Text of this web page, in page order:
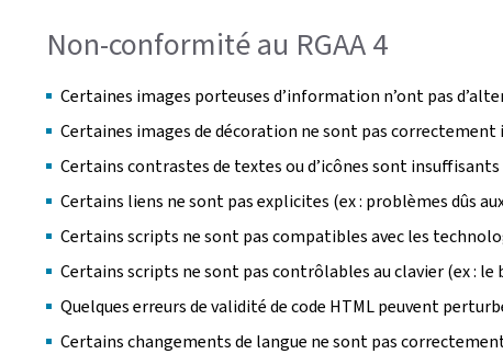
Non-conformité au RGAA 4
Certaines images porteuses d’information n’ont pas
Certaines images de décoration ne sont pas correctement
Certains contrastes de textes ou d’icônes sont insuffisants
Certains liens ne sont pas explicites (ex : problèmes dûs
Certains scripts ne sont pas compatibles avec les
Certains scripts ne sont pas contrôlables au clavier (ex : le
Quelques erreurs de validité de code HTML peuvent
Certains changements de langue ne sont pas